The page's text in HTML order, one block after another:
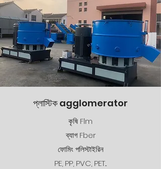
প্লাস্টিক agglomerator
কৃষি Flm
ব্যাগ Fber
ফোমিং পলিস্টাইরিন
PE, PP, PVC, PET...